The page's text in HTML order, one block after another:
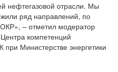
нефтегазовой отрасли. Мы
ряд направлений, по
– отметил модератор
компетенций
при Министерстве энергетики